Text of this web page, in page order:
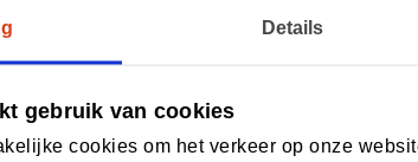
Details
gebruik van cookies
cookies om het verkeer op onze
ons op